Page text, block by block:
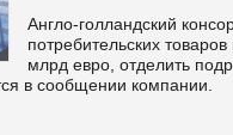
Англо-голландский
потребительских
млрд евро, отделить
в сообщении компании.